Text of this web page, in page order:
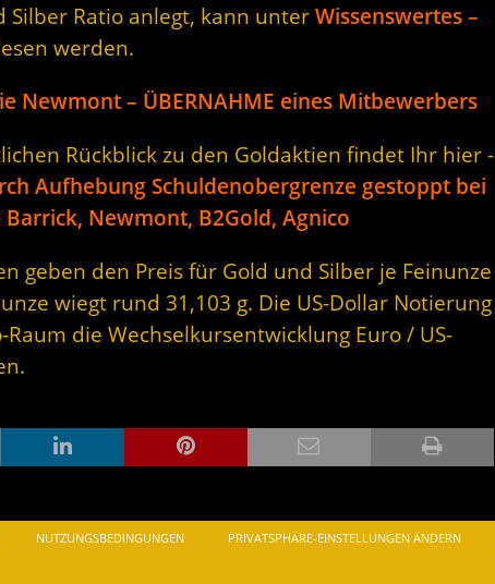
Silber Ratio anlegt, kann unter Wissenswertes –
werden.
Newmont – ÜBERNAHME eines Mitbewerbers
Rückblick zu den Goldaktien findet Ihr hier -
Aufhebung Schuldenobergrenze gestoppt bei
Newmont, B2Gold, Agnico
geben den Preis für Gold und Silber je Feinunze
wiegt rund 31,103 g. Die US-Dollar Notierung
die Wechselkursentwicklung Euro / US-
NUTZUNGSBEDINGUNGEN PRIVATSPHÄRE-EINSTELLUNGEN ÄNDERN